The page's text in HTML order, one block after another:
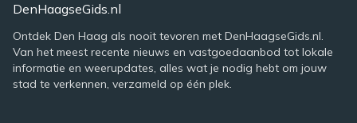
DenHaagseGids.nl
Ontdek Den Haag als nooit tevoren met DenHaagseGids.nl.
Van het meest recente nieuws en vastgoedaanbod tot lokale
informatie en weerupdates, alles wat je nodig hebt om jouw
stad te verkennen, verzameld op één plek.